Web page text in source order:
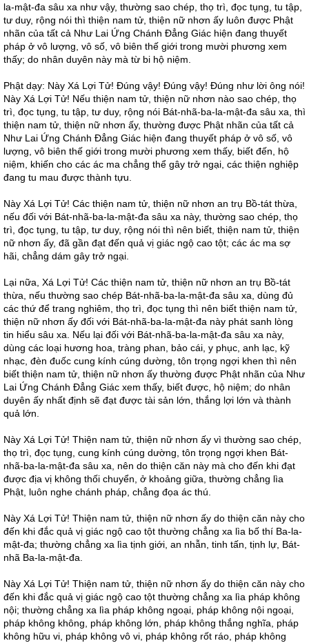
la-mật-đa sâu xa như vậy, thường sao chép, thọ trì, đọc tụng, tu tập,
tư duy, rộng nói thì thiện nam tử, thiện nữ nhơn ấy luôn được Phật
nhãn của tất cả Như Lai Ứng Chánh Đẳng Giác hiện đang thuyết
pháp ở vô lượng, vô số, vô biên thế giới trong mười phương xem
thấy; do nhân duyên này mà từ bi hộ niệm.
Phật dạy: Này Xá Lợi Tử! Đúng vậy! Đúng vậy! Đúng như lời ông nói!
Này Xá Lợi Tử! Nếu thiện nam tử, thiện nữ nhơn nào sao chép, thọ
trì, đọc tụng, tu tập, tư duy, rộng nói Bát-nhã-ba-la-mật-đa sâu xa, thì
thiện nam tử, thiện nữ nhơn ấy, thường được Phật nhãn của tất cả
Như Lai Ứng Chánh Đẳng Giác hiện đang thuyết pháp ở vô số, vô
lượng, vô biên thế giới trong mười phương xem thấy, biết đến, hộ
niệm, khiến cho các ác ma chẳng thể gây trở ngại, các thiện nghiệp
đang tu mau được thành tựu.
Này Xá Lợi Tử! Các thiện nam tử, thiện nữ nhơn an trụ Bồ-tát thừa,
nếu đối với Bát-nhã-ba-la-mật-đa sâu xa này, thường sao chép, thọ
trì, đọc tụng, tu tập, tư duy, rộng nói thì nên biết, thiện nam tử, thiện
nữ nhơn ấy, đã gần đạt đến quả vị giác ngộ cao tột; các ác ma sợ
hãi, chẳng dám gây trở ngại.
Lại nữa, Xá Lợi Tử! Các thiện nam tử, thiện nữ nhơn an trụ Bồ-tát
thừa, nếu thường sao chép Bát-nhã-ba-la-mật-đa sâu xa, dùng đủ
các thứ để trang nghiêm, thọ trì, đọc tụng thì nên biết thiện nam tử,
thiện nữ nhơn ấy đối với Bát-nhã-ba-la-mật-đa này phát sanh lòng
tin hiểu sâu xa. Nếu lại đối với Bát-nhã-ba-la-mật-đa sâu xa này,
dùng các loại hương hoa, tràng phan, bảo cái, y phục, anh lạc, kỹ
nhạc, đèn đuốc cung kính cúng dường, tôn trọng ngợi khen thì nên
biết thiện nam tử, thiện nữ nhơn ấy thường được Phật nhãn của Như
Lai Ứng Chánh Đẳng Giác xem thấy, biết được, hộ niệm; do nhân
duyên ấy nhất định sẽ đạt được tài sản lớn, thắng lợi lớn và thành
quả lớn.
Này Xá Lợi Tử! Thiện nam tử, thiện nữ nhơn ấy vì thường sao chép,
thọ trì, đọc tụng, cung kính cúng dường, tôn trọng ngợi khen Bát-
nhã-ba-la-mật-đa sâu xa, nên do thiện căn này mà cho đến khi đạt
được địa vị không thối chuyển, ở khoảng giữa, thường chẳng lìa
Phật, luôn nghe chánh pháp, chẳng đọa ác thú.
Này Xá Lợi Tử! Thiện nam tử, thiện nữ nhơn ấy do thiện căn này cho
đến khi đắc quả vị giác ngộ cao tột thường chẳng xa lìa bố thí Ba-la-
mật-đa; thường chẳng xa lìa tịnh giới, an nhẫn, tinh tấn, tịnh lự, Bát-
nhã Ba-la-mật-đa.
Này Xá Lợi Tử! Thiện nam tử, thiện nữ nhơn ấy do thiện căn này cho
đến khi đắc quả vị giác ngộ cao tột thường chẳng xa lìa pháp không
nội; thường chẳng xa lìa pháp không ngoại, pháp không nội ngoại,
pháp không không, pháp không lớn, pháp không thắng nghĩa, pháp
không hữu vi, pháp không vô vi, pháp không rốt ráo, pháp không